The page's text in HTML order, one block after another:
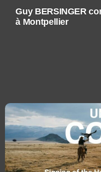
Guy BERSINGER
à Montpellier